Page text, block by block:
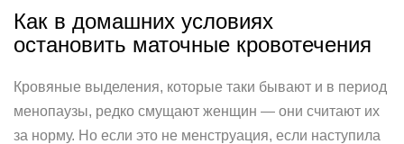
Как в домашних условиях
остановить маточные кровотечения
Кровяные выделения, которые таки бывают и в период
менопаузы, редко смущают женщин — они считают их
за норму. Но если это не менструация, если наступила